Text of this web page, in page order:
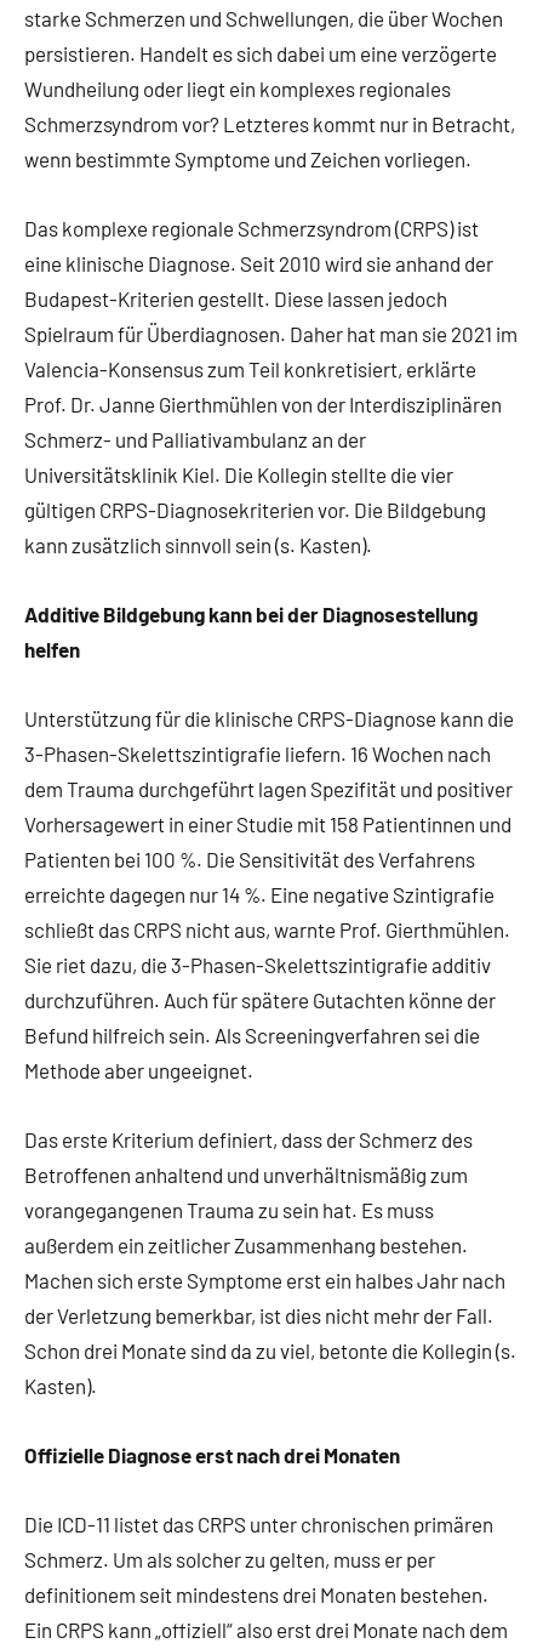
starke Schmerzen und Schwellungen, die über Wochen
persistieren. Handelt es sich dabei um eine verzögerte
Wundheilung oder liegt ein komplexes regionales
Schmerzsyndrom vor? Letzteres kommt nur in Betracht,
wenn bestimmte Symptome und Zeichen vorliegen.
Das komplexe regionale Schmerzsyndrom (CRPS) ist
eine klinische Diagnose. Seit 2010 wird sie anhand der
Budapest-Kriterien gestellt. Diese lassen jedoch
Spielraum für Überdiagnosen. Daher hat man sie 2021 im
Valencia-Konsensus zum Teil konkretisiert, erklärte
Prof. Dr. Janne Gierthmühlen von der Interdisziplinären
Schmerz- und Palliativambulanz an der
Universitätsklinik Kiel. Die Kollegin stellte die vier
gültigen CRPS-Diagnosekriterien vor. Die Bildgebung
kann zusätzlich sinnvoll sein (s. Kasten).
Additive Bildgebung kann bei der Diagnosestellung
helfen
Unterstützung für die klinische CRPS-Diagnose kann die
3-Phasen-Skelettszintigrafie liefern. 16 Wochen nach
dem Trauma durchgeführt lagen Spezifität und positiver
Vorhersagewert in einer Studie mit 158 Patientinnen und
Patienten bei 100 %. Die Sensitivität des Verfahrens
erreichte dagegen nur 14 %. Eine negative Szintigrafie
schließt das CRPS nicht aus, warnte Prof. Gierthmühlen.
Sie riet dazu, die 3-Phasen-Skelettszintigrafie additiv
durchzuführen. Auch für spätere Gutachten könne der
Befund hilfreich sein. Als Screeningverfahren sei die
Methode aber ungeeignet.
Das erste Kriterium definiert, dass der Schmerz des
Betroffenen anhaltend und unverhältnismäßig zum
vorangegangenen Trauma zu sein hat. Es muss
außerdem ein zeitlicher Zusammenhang bestehen.
Machen sich erste Symptome erst ein halbes Jahr nach
der Verletzung bemerkbar, ist dies nicht mehr der Fall.
Schon drei Monate sind da zu viel, betonte die Kollegin (s.
Kasten).
Offizielle Diagnose erst nach drei Monaten
Die ICD-11 listet das CRPS unter chronischen primären
Schmerz. Um als solcher zu gelten, muss er per
definitionem seit mindestens drei Monaten bestehen.
Ein CRPS kann „offiziell“ also erst drei Monate nach dem